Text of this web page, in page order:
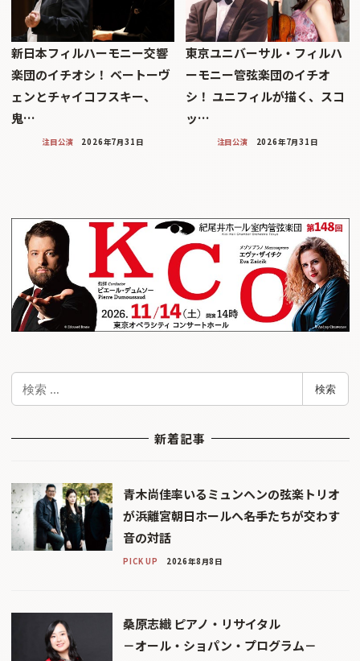
新日本フィルハーモニー交響
楽団のイチオシ！ ベートーヴ
ェンとチャイコフスキー、
鬼…
注目公演 2026年7月31日
東京ユニバーサル・フィルハ
ーモニー管弦楽団のイチオ
シ！ ユニフィルが描く、スコ
ッ…
注目公演 2026年7月31日
検
索
検索
新着記事
青木尚佳率いるミュンヘンの弦楽トリオ
が浜離宮朝日ホールへ――名手たちが交わす
音の対話
PICK UP 2026年8月8日
桑原志織 ピアノ・リサイタル
－オール・ショパン・プログラム－